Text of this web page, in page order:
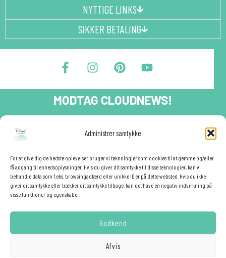
Administrer samtykke
For at give dig de bedste oplevelser bruger vi teknologier som cookies til at gemme og/eller
få adgang til enhedsoplysninger. Hvis du giver dit samtykke til disse teknologier, kan vi
behandle data som f.eks. browsingadfærd eller unikke ID'er på dette websted. Hvis du ikke
giver dit samtykke eller trækker dit samtykke tilbage, kan det have en negativ indvirkning på
visse funktioner og egenskaber.
Godkend
Afvis
NYTTIGE LINKS
SIKKER BETALING
F
a
c
e
b
o
f
I
n
s
t
a
g
a
P
i
n
t
e
r
s
Y
o
t
u
b
MODTAG CLOUDNEWS!
festinspiration direkte i din indbakke.🎉
Fornavn
E-mail
YES - TILMELD MIG!